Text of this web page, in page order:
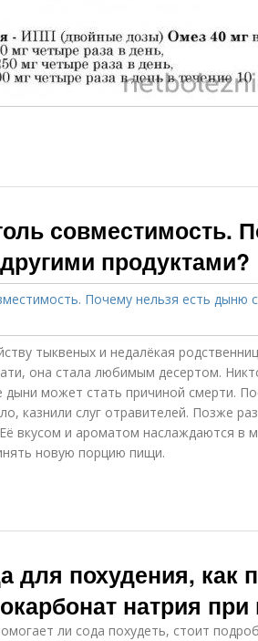
совместимость.
продуктами?
тыквеных и недалёкая
она стала любимым десертом.
дыни может стать причиной смерти.
казнили слуг отравителей. Позже
вкусом и ароматом наслаждаются в
новую порцию пищи.
для похудения, как
натрия
ли сода похудеть, стоит